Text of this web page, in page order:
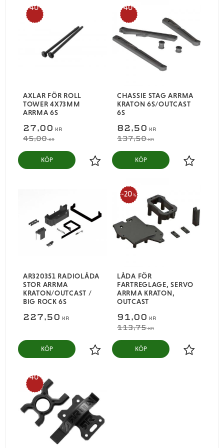
AXLAR FÖR ROLL
TOWER 4X73MM
ARRMA 6S
27,00 KR
45,00KR
40
%
Lägg till i favoriter
KÖP
CHASSIE STAG ARRMA
KRATON 6S/OUTCAST
6S
82,50 KR
137,50KR
40
%
Lägg till i
KÖP
AR320351 RADIOLÅDA
STOR ARRMA
KRATON/OUTCAST /
BIG ROCK 6S
227,50 KR
Lägg till i favoriter
KÖP
LÅDA FÖR
FARTREGLAGE, SERVO
ARRMA KRATON,
OUTCAST
91,00 KR
113,75KR
20 %
Lägg till i
KÖP
40
%